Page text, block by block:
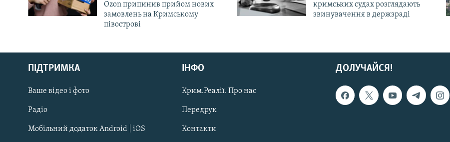
Русский
Qırımtatar
ДОЛУЧАЙСЯ!
Ozon припинив прийом нових
замовлень на Кримському
півострові
кримських судах розглядають
звинувачення в держзраді
ДОЛУЧАЙСЯ!
ПІДТРИМКА
Ваше відео і фото
Радіо
Мобільний додаток Android | iOS
ІНФО
Крим.Реалії. Про нас
Передрук
Контакти